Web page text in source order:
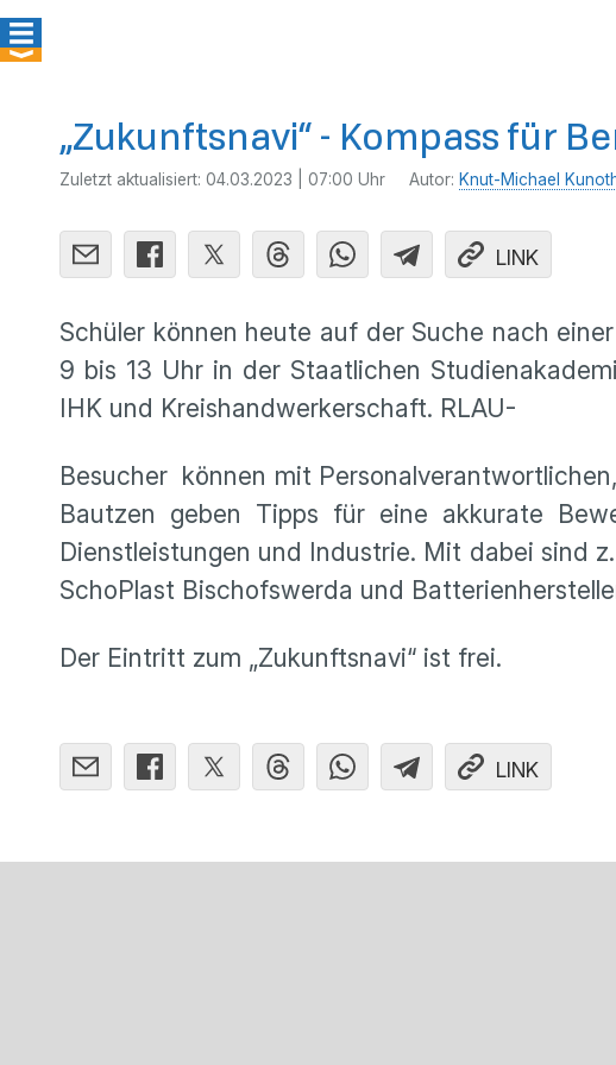
„Zukunftsnavi“ - Kompass für
Zuletzt aktualisiert: 04.03.2023 | 07:00 Uhr Autor: Knut-Michael
LINK
Schüler können heute auf der Suche nach
9 bis 13 Uhr in der Staatlichen
IHK und Kreishandwerkerschaft. RLAU-
Besucher können mit
Bautzen geben Tipps für eine akkurate
Dienstleistungen und Industrie. Mit dabei sind
SchoPlast Bischofswerda und
Der Eintritt zum „Zukunftsnavi“ ist frei.
LINK